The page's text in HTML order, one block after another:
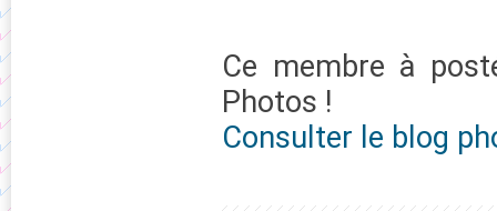
Ce membre à
Photos !
Consulter le blog